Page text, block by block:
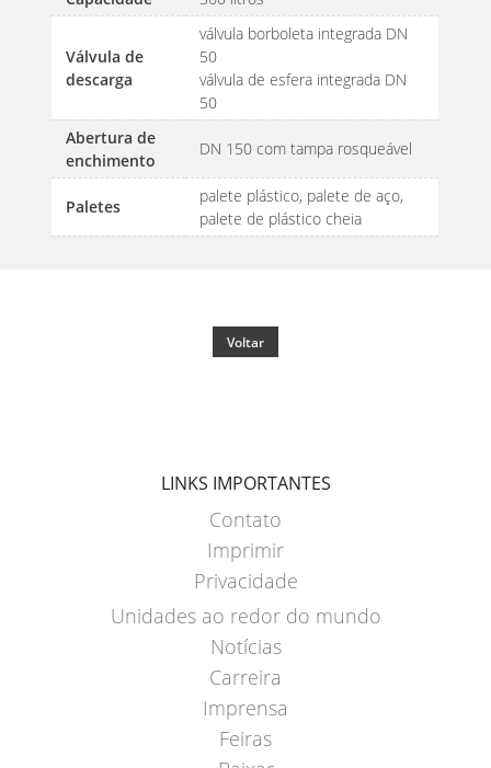
Válvula de
descarga
válvula borboleta integrada DN
50
válvula de esfera integrada DN
50
Abertura de
enchimento
DN 150 com tampa rosqueável
Paletes
palete plástico, palete de aço,
palete de plástico cheia
Voltar
LINKS IMPORTANTES
Contato
Imprimir
Privacidade
Unidades ao redor do mundo
Notícias
Carreira
Imprensa
Feiras